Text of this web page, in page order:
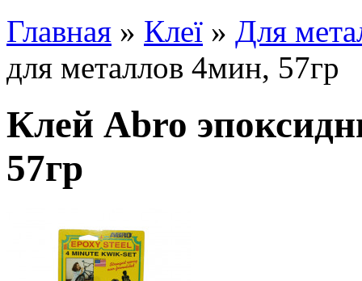
Главная » Клеї » Для
для металлов 4мин, 57гр
Клей Abro
57гр